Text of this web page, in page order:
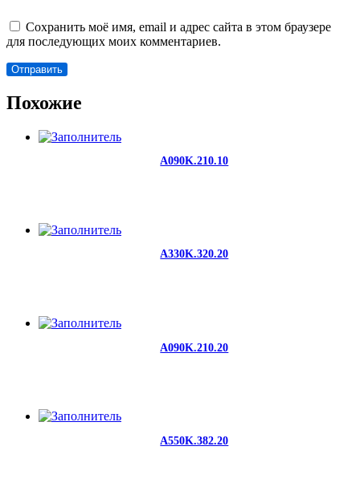
Сохранить моё имя, email и адрес сайта в этом браузере
для последующих моих комментариев.
Похожие
A090K.210.10
A330K.320.20
A090K.210.20
A550K.382.20